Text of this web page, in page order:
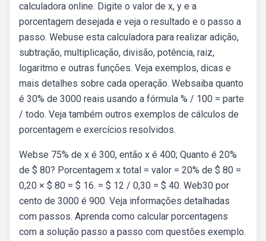
calculadora online. Digite o valor de x, y e a
porcentagem desejada e veja o resultado e o passo a
passo. Webuse esta calculadora para realizar adição,
subtração, multiplicação, divisão, potência, raiz,
logaritmo e outras funções. Veja exemplos, dicas e
mais detalhes sobre cada operação. Websaiba quanto
é 30% de 3000 reais usando a fórmula % / 100 = parte
/ todo. Veja também outros exemplos de cálculos de
porcentagem e exercícios resolvidos.
Webse 75% de x é 300, então x é 400; Quanto é 20%
de $ 80? Porcentagem x total = valor = 20% de $ 80 =
0,20 × $ 80 = $ 16. = $ 12 / 0,30 = $ 40. Web30 por
cento de 3000 é 900. Veja informações detalhadas
com passos. Aprenda como calcular porcentagens
com a solução passo a passo com questões exemplo.